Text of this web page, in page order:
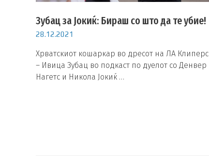
Зубац за Јокиќ: Бираш со што да те убие!
28.12.2021
Хрватскиот кошаркар во дресот на ЛА Клиперс
– Ивица Зубац во подкаст по дуелот со Денвер
Нагетс и Никола Јокиќ …